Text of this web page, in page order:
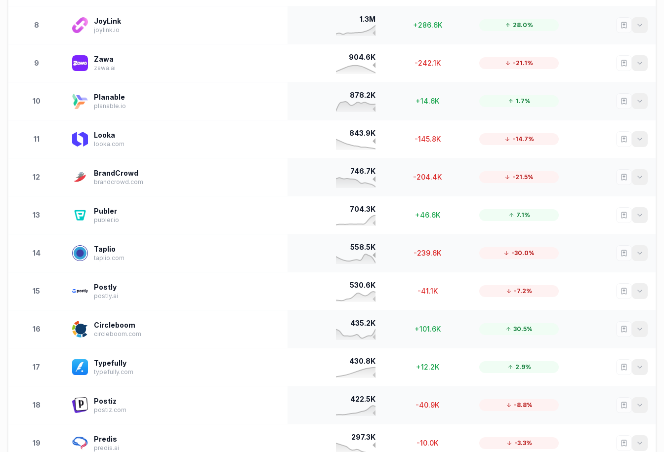
8 JoyLink
joylink.io
1.3M
+286.6K 28.0%
9 Zawa
zawa.ai
904.6K
-242.1K -21.1%
10 Planable
planable.io
878.2K
+14.6K 1.7%
11 Looka
looka.com
843.9K
-145.8K -14.7%
12 BrandCrowd
brandcrowd.com
746.7K
-204.4K -21.5%
13 Publer
publer.io
704.3K
+46.6K 7.1%
14 Taplio
taplio.com
558.5K
-239.6K -30.0%
15 Postly
postly.ai
530.6K
-41.1K -7.2%
16 Circleboom
circleboom.com
435.2K
+101.6K 30.5%
17 Typefully
typefully.com
430.8K
+12.2K 2.9%
18 Postiz
postiz.com
422.5K
-40.9K -8.8%
19 Predis
predis.ai
297.3K
-10.0K -3.3%